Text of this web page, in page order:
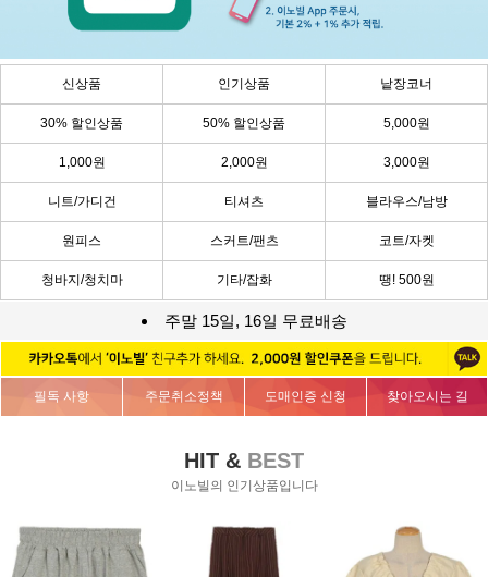
신상품 인기상품 낱장코너
30% 할인상품 50% 할인상품 5,000원
1,000원 2,000원 3,000원
니트/가디건 티셔츠 블라우스/남방
원피스 스커트/팬츠 코트/자켓
청바지/청치마 기타/잡화 땡! 500원
주말 15일, 16일 무료배송
필독 사항 주문취소정책 도매인증 신청 찾아오시는 길
HIT & BEST
이노빌의 인기상품입니다